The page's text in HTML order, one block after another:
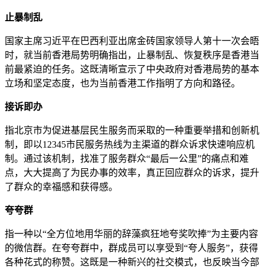
止暴制乱
国家主席习近平在巴西利亚出席金砖国家领导人第十一次会晤
时，就当前香港局势明确指出，止暴制乱、恢复秩序是香港当
前最紧迫的任务。这既清晰宣示了中央政府对香港局势的基本
立场和坚定态度，也为当前香港工作指明了方向和路径。
接诉即办
指北京市为促进基层民生服务而采取的一种重要举措和创新机
制，即以12345市民服务热线为主渠道的群众诉求快速响应机
制。通过该机制，找准了服务群众“最后一公里”的痛点和难
点，大大提高了为民办事的效率，真正回应群众的诉求，提升
了群众的幸福感和获得感。
夸夸群
指一种以“全方位地用华丽的辞藻疯狂地夸奖吹捧”为主要内容
的微信群。在夸夸群中，群成员可以享受到“夸人服务”，获得
各种花式的称赞。这既是一种新兴的社交模式，也反映当今部